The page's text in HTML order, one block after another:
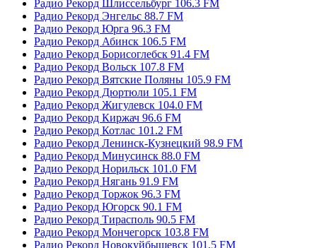
Радио Рекорд Шлиссельбург 106.3 FM
Радио Рекорд Энгельс 88.7 FM
Радио Рекорд Юрга 96.3 FM
Радио Рекорд Абинск 106.5 FM
Радио Рекорд Борисоглебск 91.4 FM
Радио Рекорд Вольск 107.8 FM
Радио Рекорд Вятские Поляны 105.9 FM
Радио Рекорд Дюртюли 105.1 FM
Радио Рекорд Жигулевск 104.0 FM
Радио Рекорд Киржач 96.6 FM
Радио Рекорд Котлас 101.2 FM
Радио Рекорд Ленинск-Кузнецкий 98.9 FM
Радио Рекорд Минусинск 88.0 FM
Радио Рекорд Норильск 101.0 FM
Радио Рекорд Нягань 91.9 FM
Радио Рекорд Торжок 96.3 FM
Радио Рекорд Югорск 90.1 FM
Радио Рекорд Тирасполь 90.5 FM
Радио Рекорд Мончегорск 103.8 FM
Радио Рекорд Новокуйбышевск 101.5 FM